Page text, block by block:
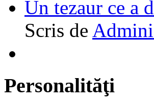
Un tezaur ce a
Scris de
Personalităţi